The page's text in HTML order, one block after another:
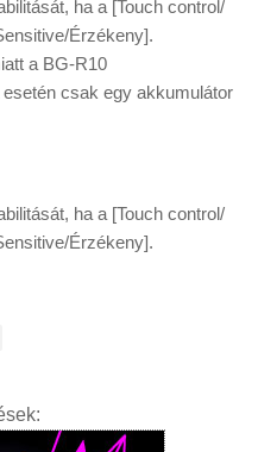
ha a [Touch control/
Érzékeny].
a BG-R10
csak egy akkumulátor
ha a [Touch control/
Érzékeny].